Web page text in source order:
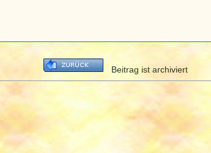
Beitrag ist archiviert